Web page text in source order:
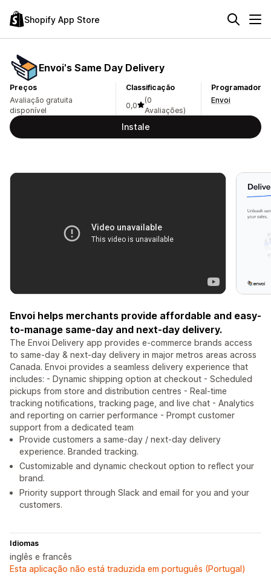
Shopify App Store
Envoi's Same Day Delivery
Preços
Avaliação gratuita
disponível
Classificação
0,0
(0
Avaliações)
Programador
Envoi
Instale
Envoi helps merchants provide affordable and easy-
to-manage same-day and next-day delivery.
The Envoi Delivery app provides e-commerce brands access
to same-day & next-day delivery in major metros areas across
Canada. Envoi provides a seamless delivery experience that
includes: - Dynamic shipping option at checkout - Scheduled
pickups from store and distribution centres - Real-time
tracking notifications, tracking page, and live chat - Analytics
and reporting on carrier performance - Prompt customer
support from a dedicated team
Provide customers a same-day / next-day delivery
experience. Branded tracking.
Customizable and dynamic checkout option to reflect your
brand.
Priority support through Slack and email for you and your
customers.
Idiomas
inglês e francês
Esta aplicação não está traduzida em português (Portugal)